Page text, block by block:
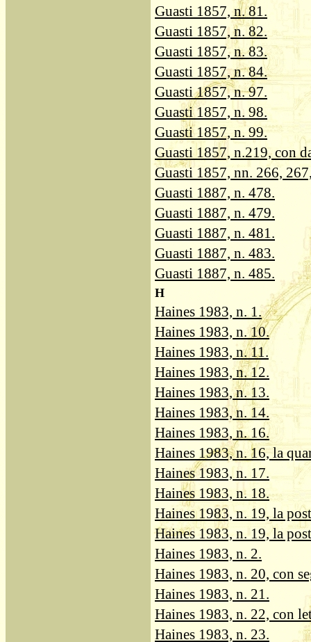
Guasti 1857, n. 81.
Guasti 1857, n. 82.
Guasti 1857, n. 83.
Guasti 1857, n. 84.
Guasti 1857, n. 97.
Guasti 1857, n. 98.
Guasti 1857, n. 99.
Guasti 1857, n.219, con
Guasti 1857, nn. 266,
Guasti 1887, n. 478.
Guasti 1887, n. 479.
Guasti 1887, n. 481.
Guasti 1887, n. 483.
Guasti 1887, n. 485.
H
Haines 1983, n. 1.
Haines 1983, n. 10.
Haines 1983, n. 11.
Haines 1983, n. 12.
Haines 1983, n. 13.
Haines 1983, n. 14.
Haines 1983, n. 16.
Haines 1983, n. 16, la
Haines 1983, n. 17.
Haines 1983, n. 18.
Haines 1983, n. 19, la
Haines 1983, n. 19, la
Haines 1983, n. 2.
Haines 1983, n. 20, con
Haines 1983, n. 21.
Haines 1983, n. 22, con
Haines 1983, n. 23.